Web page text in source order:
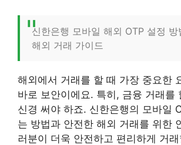
신한은행 모바일 해외 OTP 설정
해외 거래 가이드
해외에서 거래를 할 때 가장 중요한
바로 보안이에요. 특히, 금융 거래를
신경 써야 하죠. 신한은행의 모바일
는 방법과 안전한 해외 거래를 위한
러분이 더욱 안전하고 편리하게 거